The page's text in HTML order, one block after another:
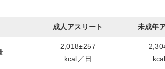
成人アスリート 未成年
2,018±257
kcal／日